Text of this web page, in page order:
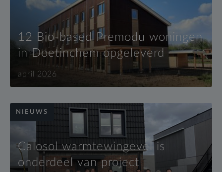
12 Bio-based Premodu woningen
in Doetinchem opgeleverd
april 2026
NIEUWS
Calosol warmtewingevel is
onderdeel van project